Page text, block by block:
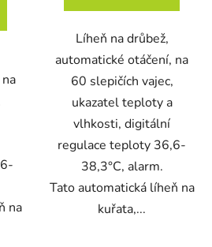
na
Líheň na drůbež,
automatické otáčení, na
60 slepičích vajec,
ukazatel teploty a
vlhkosti, digitální
regulace teploty 36,6-
38,3°C, alarm.
Tato automatická líheň na
kuřata,...